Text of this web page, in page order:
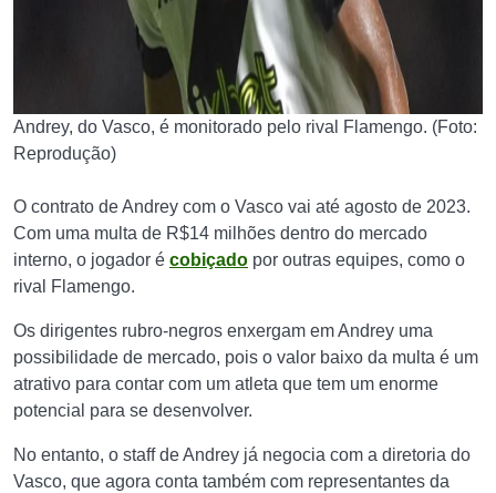
Andrey, do Vasco, é monitorado pelo rival Flamengo. (Foto:
Reprodução)
O contrato de Andrey com o Vasco vai até agosto de 2023.
Com uma multa de R$14 milhões dentro do mercado
interno, o jogador é cobiçado por outras equipes, como o
rival Flamengo.
Os dirigentes rubro-negros enxergam em Andrey uma
possibilidade de mercado, pois o valor baixo da multa é um
atrativo para contar com um atleta que tem um enorme
potencial para se desenvolver.
No entanto, o staff de Andrey já negocia com a diretoria do
Vasco, que agora conta também com representantes da